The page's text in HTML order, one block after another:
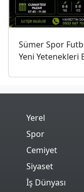
Sümer Spor
Yeni Yetenekleri
Yerel
Spor
Cemiyet
Siyaset
İş Dünyası